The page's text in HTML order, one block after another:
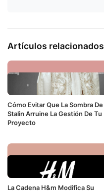
Artículos relacionados
Cómo Evitar Que La Sombra De
Stalin Arruine La Gestión De Tu
Proyecto
La Cadena H&m Modifica Su